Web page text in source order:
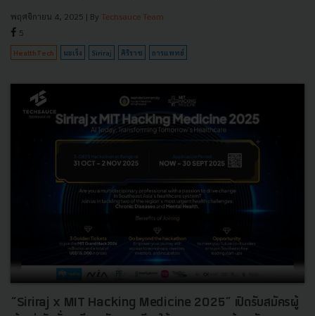
พฤศจิกายน 4, 2025 | By Techsauce Team
5
HealthTech มะเร็ง Siriraj ศิริราช การแพทย์
“Siriraj x MIT Hacking Medicine 2025” เปิดรับสมัครผู้